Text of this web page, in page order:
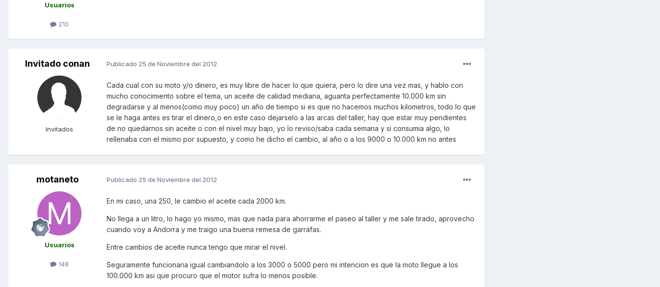
Usuarios
210
Invitado conan
Invitados
Publicado 25 de Noviembre del 2012
Cada cual con su moto y/o dinero, es muy libre de hacer lo que quiera, pero lo dire una vez mas, y hablo con
mucho conocimiento sobre el tema, un aceite de calidad mediana, aguanta perfectamente 10.000 km sin
degradarse y al menos(como muy poco) un año de tiempo si es que no hacemos muchos kilometros, todo lo que
se le haga antes es tirar el dinero,o en este caso dejarselo a las arcas del taller, hay que estar muy pendientes
de no quedarnos sin aceite o con el nivel muy bajo, yo lo reviso/saba cada semana y si consumia algo, lo
rellenaba con el mismo por supuesto, y como he dicho el cambio, al año o a los 9000 o 10.000 km no antes
motaneto
Usuarios
148
Publicado 25 de Noviembre del 2012
En mi caso, una 250, le cambio el aceite cada 2000 km.
No llega a un litro, lo hago yo mismo, mas que nada para ahorrarme el paseo al taller y me sale tirado, aprovecho
cuando voy a Andorra y me traigo una buena remesa de garrafas.
Entre cambios de aceite nunca tengo que mirar el nivel.
Seguramente funcionaria igual cambiandolo a los 3000 o 5000 pero mi intencion es que la moto llegue a los
100.000 km asi que procuro que el motor sufra lo menos posible.